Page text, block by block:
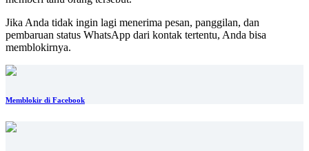
Jika Anda tidak ingin lagi menerima pesan, panggilan, dan
pembaruan status WhatsApp dari kontak tertentu, Anda bisa
memblokirnya.
Memblokir di Facebook